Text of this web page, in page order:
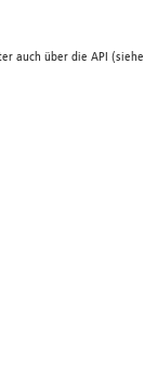
auch über die API (siehe